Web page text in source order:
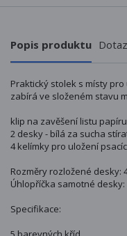
Popis produktu
Praktický stolek s místy
zabírá ve složeném stavu
klip na zavěšení listu papíru
2 desky - bílá za sucha
4 kelímky pro uložení
Rozměry rozložené desky:
Úhlopříčka samotné desky:
Specifikace: